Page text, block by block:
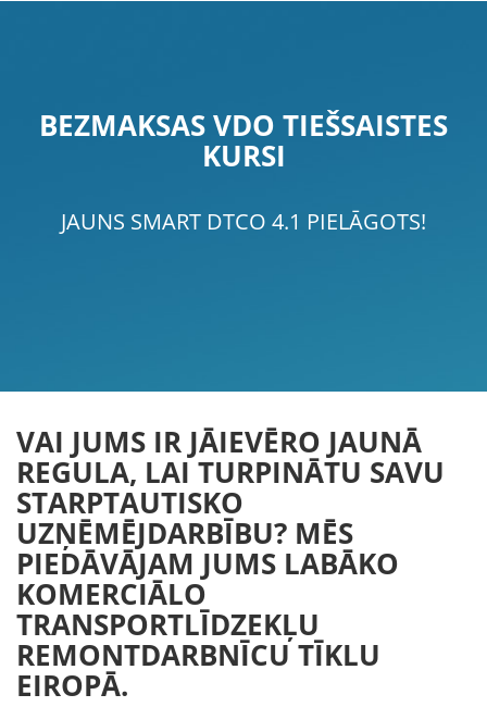
BEZMAKSAS VDO TIEŠSAISTES
KURSI
JAUNS SMART DTCO 4.1 PIELĀGOTS!
VAI JUMS IR JĀIEVĒRO JAUNĀ
REGULA, LAI TURPINĀTU SAVU
STARPTAUTISKO
UZŅĒMĒJDARBĪBU? MĒS
PIEDĀVĀJAM JUMS LABĀKO
KOMERCIĀLO
TRANSPORTLĪDZEKĻU
REMONTDARBNĪCU TĪKLU
EIROPĀ.